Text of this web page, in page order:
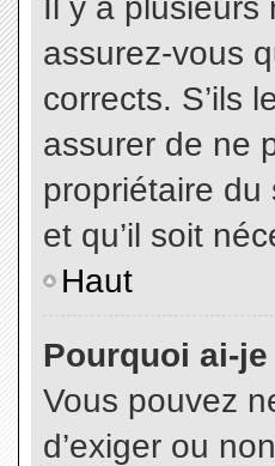
assurez-vous
corrects. S’ils
assurer de ne
propriétaire
et qu’il soit
Haut
Pourquoi ai-
Vous pouvez
d’exiger ou